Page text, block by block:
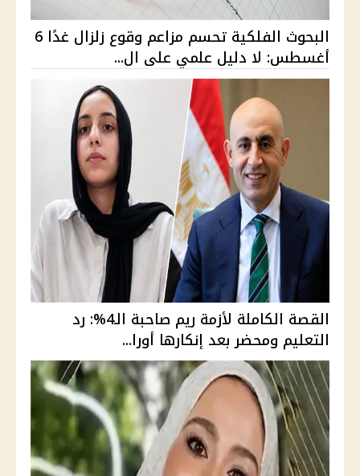
البحوث الفلكية تحسم مزاعم وقوع زلزال غدًا 6
أغسطس: لا دليل علمي على ال...
القصة الكاملة لأزمة ريم صاحبة الـ4%: رد
التعليم ومحضر بعد إنكارها أورا...